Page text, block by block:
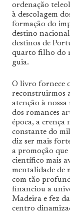
ordenação
à descolagem
formação do
destino
destinos de
quarto filho do
guia.
O livro fornece
reconstruirmos
atenção à
dos romances
época, a crença
constante do
diz ser mais
a promoção que
científico mais
mentalidade de
com tão
financiou a
Madeira e fez
centro